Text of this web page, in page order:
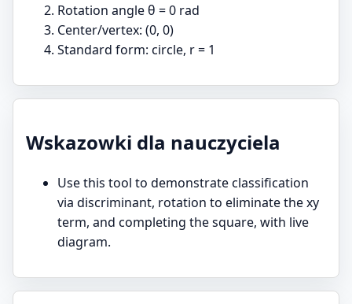
Rotation angle θ = 0 rad
Center/vertex: (0, 0)
Standard form: circle, r = 1
Wskazowki dla nauczyciela
Use this tool to demonstrate classification
via discriminant, rotation to eliminate the xy
term, and completing the square, with live
diagram.